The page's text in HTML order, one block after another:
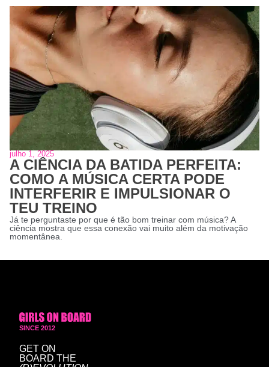
julho 1, 2025
A CIÊNCIA DA BATIDA PERFEITA:
COMO A MÚSICA CERTA PODE
INTERFERIR E IMPULSIONAR O
TEU TREINO
Já te perguntaste por que é tão bom treinar com música? A
ciência mostra que essa conexão vai muito além da motivação
momentânea.
SINCE 2012
GET ON
BOARD THE